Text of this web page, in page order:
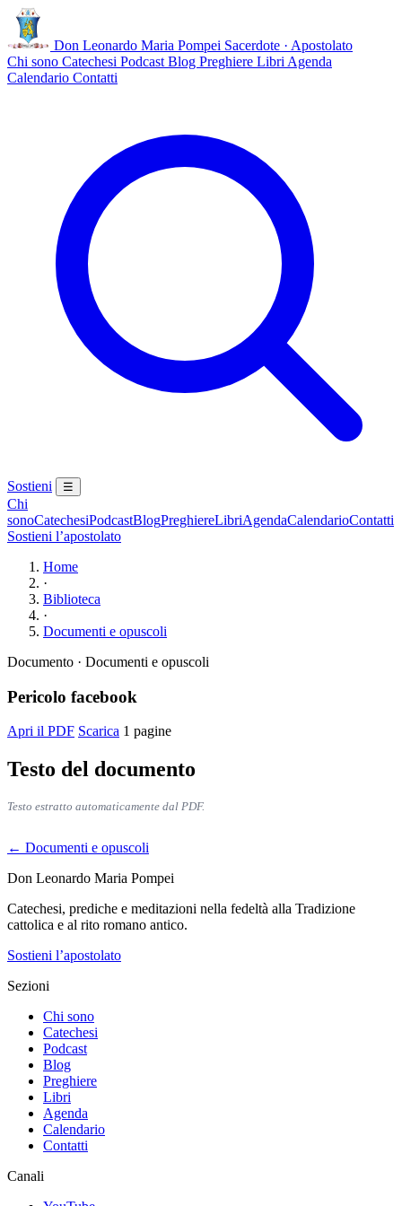
Don Leonardo Maria Pompei Sacerdote · Apostolato
Chi sono Catechesi Podcast Blog Preghiere Libri Agenda
Calendario Contatti
Sostieni ☰
Chi
sonoCatechesiPodcastBlogPreghiereLibriAgendaCalendarioContatti
Sostieni l’apostolato
Home
·
Biblioteca
·
Documenti e opuscoli
Documento · Documenti e opuscoli
Pericolo facebook
Apri il PDF Scarica 1 pagine
Testo del documento
Testo estratto automaticamente dal PDF.
← Documenti e opuscoli
Don Leonardo Maria Pompei
Catechesi, prediche e meditazioni nella fedeltà alla Tradizione
cattolica e al rito romano antico.
Sostieni l’apostolato
Sezioni
Chi sono
Catechesi
Podcast
Blog
Preghiere
Libri
Agenda
Calendario
Contatti
Canali